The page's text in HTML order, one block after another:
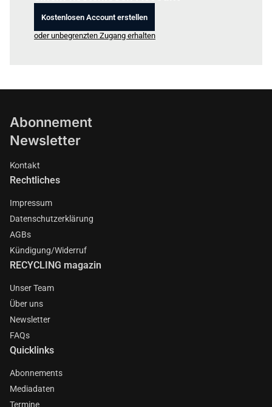
Kostenlosen Account erstellen
oder unbegrenzten Zugang erhalten
Abonnement
Newsletter
Kontakt
Rechtliches
Impressum
Datenschutzerklärung
AGBs
Kündigung/Widerruf
RECYCLING magazin
Unser Team
Über uns
Newsletter
FAQs
Quicklinks
Abonnements
Mediadaten
Termine